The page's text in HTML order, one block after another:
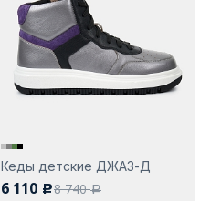
Кеды детские ДЖАЗ-Д
6 110 c8 740a